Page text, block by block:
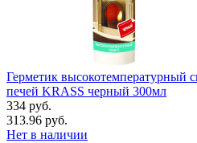
Герметик высокотемпературный
печей KRASS черный 300мл
334 руб.
313.96 руб.
Нет в наличии